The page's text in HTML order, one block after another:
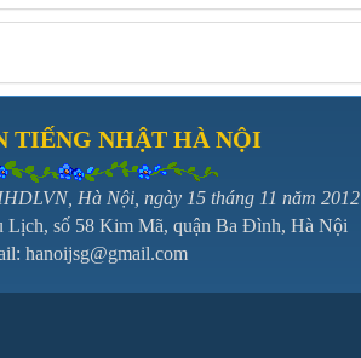
TIẾNG NHẬT HÀ NỘI
Hà Nội, ngày 15 tháng 11 năm 2012
Lịch, số 58 Kim Mã, quận Ba Đình, Hà Nội
hanoijsg@gmail.com